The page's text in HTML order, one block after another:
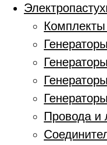
Комплекты
Провода и